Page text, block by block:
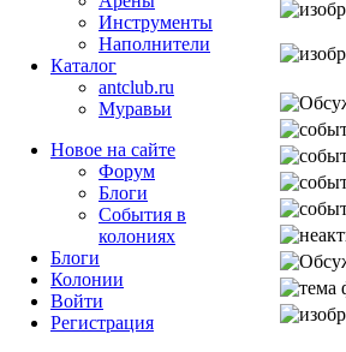
Инструменты
Наполнители
Каталог
antclub.ru
Муравьи
Новое на сайте
Форум
Блоги
События в
колониях
Блоги
Колонии
Войти
Peгиcтpaция